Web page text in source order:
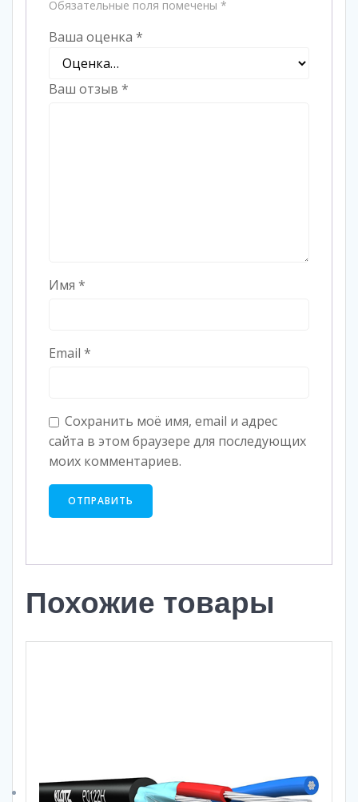
Обязательные поля помечены *
Ваша оценка *
Ваш отзыв *
Имя *
Email *
Сохранить моё имя, email и адрес
сайта в этом браузере для последующих
моих комментариев.
Похожие товары